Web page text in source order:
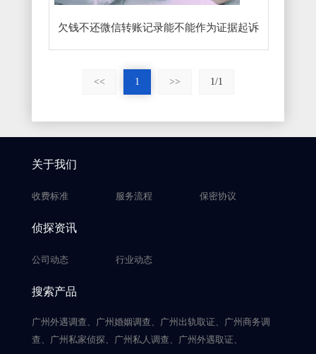
欠钱不还微信转账记录能不能作为证据起诉
<< 1 >> 1/1
关于我们
收费标准 服务流程 保密协议
侦探资讯
公司动态 行业动态
搜索产品
广州外遇调查、广州婚姻调查、广州出轨取证、广州商务调
查、广州私家侦探、广州私人调查、广州外遇取证、